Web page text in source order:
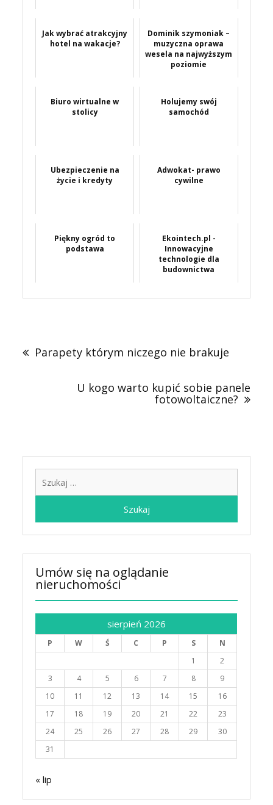
Jak wybrać atrakcyjny
hotel na wakacje?
Dominik szymoniak –
muzyczna oprawa
wesela na najwyższym
poziomie
Biuro wirtualne w
stolicy
Holujemy swój
samochód
Ubezpieczenie na
życie i kredyty
Adwokat- prawo
cywilne
Piękny ogród to
podstawa
Ekointech.pl -
Innowacyjne
technologie dla
budownictwa
Parapety którym niczego nie brakuje
U kogo warto kupić sobie panele
fotowoltaiczne?
Umów się na oglądanie
nieruchomości
sierpień 2026
P W Ś C P S
N
1
2
3
4 5 6 7 8
9
10
11 12 13 14 15
16
17
18 19 20 21 22
23
24
25 26 27 28 29
30
31
« lip